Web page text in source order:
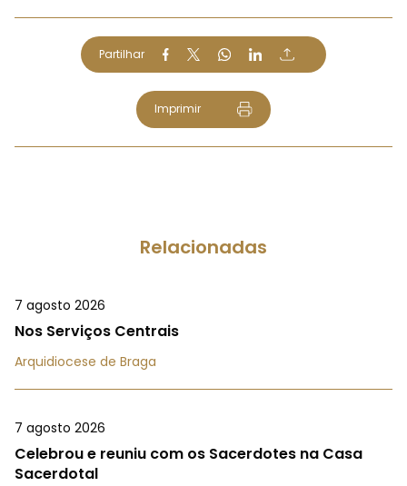
Partilhar
Imprimir
Relacionadas
7 agosto 2026
Nos Serviços Centrais
Arquidiocese de Braga
7 agosto 2026
Celebrou e reuniu com os Sacerdotes na Casa
Sacerdotal